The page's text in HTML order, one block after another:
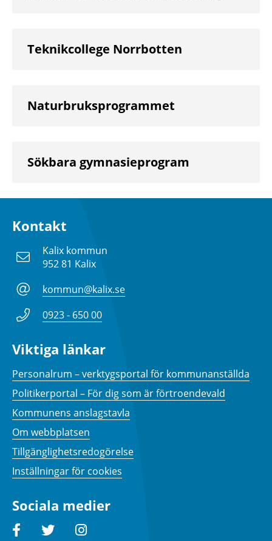
Teknikcollege Norrbotten
Naturbruksprogrammet
Sökbara gymnasieprogram
Kontakt
Kalix kommun
952 81 Kalix
kommun@kalix.se
0923 - 650 00
Viktiga länkar
Personalrum – verktygsportal för kommunanställda
Politikerportal – För dig som är förtroendevald
Kommunens anslagstavla
Om webbplatsen
Tillgänglighetsredogörelse
Inställningar för cookies
Sociala medier
FacebookTwitterInstagram